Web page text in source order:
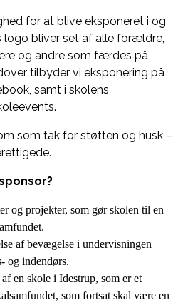
for at blive eksponeret i og
logo bliver set af alle forældre,
og andre som færdes på
tilbyder vi eksponering på
samt i skolens
som tak for støtten og husk –
og projekter, som gør skolen til en
af bevægelse i undervisningen
og indendørs.
en skole i Idestrup, som er et
som fortsat skal være en